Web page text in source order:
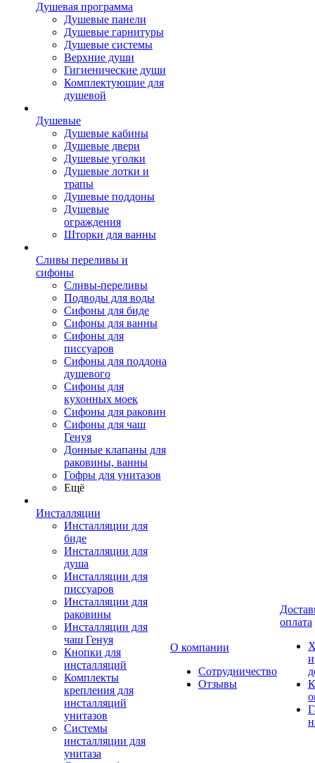
Душевая программа
Душевые панели
Душевые гарнитуры
Душевые системы
Верхние души
Гигиенические души
Комплектующие для
душевой
Душевые
Душевые кабины
Душевые двери
Душевые уголки
Душевые лотки и
трапы
Душевые поддоны
Душевые
ограждения
Шторки для ванны
Сливы переливы и
сифоны
Сливы-переливы
Подводы для воды
Сифоны для биде
Сифоны для ванны
Сифоны для
писсуаров
Сифоны для поддона
душевого
Сифоны для
кухонных моек
Сифоны для раковин
Сифоны для чаш
Генуя
Донные клапаны для
раковины, ванны
Гофры для унитазов
Ещё
Инсталляции
Инсталляции для
биде
Инсталляции для
душа
Инсталляции для
писсуаров
Инсталляции для
раковины
Инсталляции для
чаш Генуя
Кнопки для
инсталляций
Комплекты
крепления для
инсталляций
унитазов
Системы
инсталляции для
унитаза
О компании
Сотрудничество
Отзывы
оплата
и